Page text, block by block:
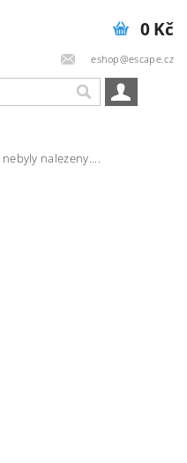
eshop@escape.cz
0 Kč
nebyly nalezeny....